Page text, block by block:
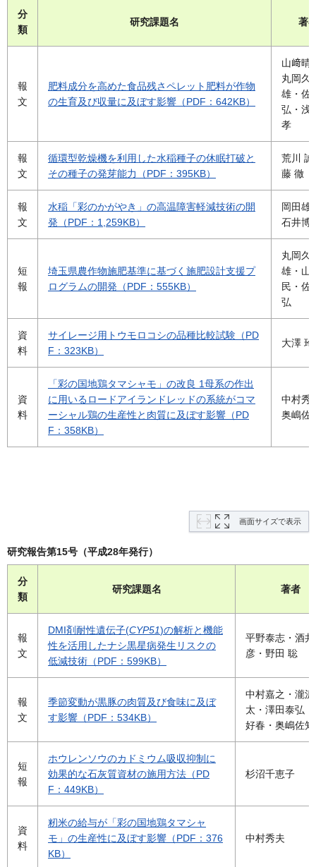
分
類
研究課題名 著
報
文
肥料成分を高めた食品残さペレット肥料が作物
の生育及び収量に及ぼす影響（PDF：642KB）
山﨑晴
丸岡久
雄・佐
弘・浅
孝
報
文
循環型乾燥機を利用した水稲種子の休眠打破と
その種子の発芽能力（PDF：395KB）
荒川 誠
藤 徹
報
文
水稲「彩のかがやき」の高温障害軽減技術の開
発（PDF：1,259KB）
岡田雄
石井博
短
報
埼玉県農作物施肥基準に基づく施肥設計支援プ
ログラムの開発（PDF：555KB）
丸岡久
雄・山
民・佐
弘
資
料
サイレージ用トウモロコシの品種比較試験（PD
F：323KB）
大澤 玲
資
料
「彩の国地鶏タマシャモ」の改良 1母系の作出
に用いるロードアイランドレッドの系統がコマ
ーシャル鶏の生産性と肉質に及ぼす影響（PD
F：358KB）
中村秀
奥嶋佐
画面サイズで表示
研究報告第15号（平成28年発行）
分
類
研究課題名 著者
報
文
DMI剤耐性遺伝子(CYP51)の解析と機能
性を活用したナシ黒星病発生リスクの
低減技術（PDF：599KB）
平野泰志・酒
彦・野田 聡
報
文
季節変動が黒豚の肉質及び食味に及ぼ
す影響（PDF：534KB）
中村嘉之・瀧
太・澤田泰弘
好春・奥嶋佐
短
報
ホウレンソウのカドミウム吸収抑制に
効果的な石灰質資材の施用方法（PD
F：449KB）
杉沼千恵子
資
料
籾米の給与が「彩の国地鶏タマシャ
モ」の生産性に及ぼす影響（PDF：376
KB）
中村秀夫